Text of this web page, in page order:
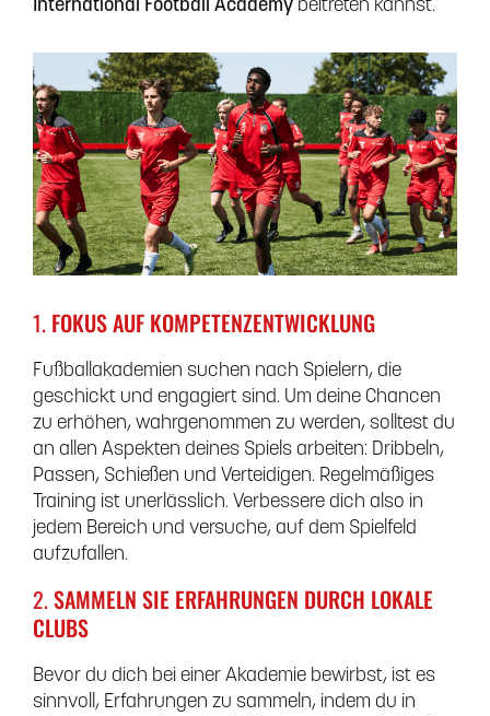
International Football Academy beitreten kannst.
1. FOKUS AUF KOMPETENZENTWICKLUNG
Fußballakademien suchen nach Spielern, die
geschickt und engagiert sind. Um deine Chancen
zu erhöhen, wahrgenommen zu werden, solltest du
an allen Aspekten deines Spiels arbeiten: Dribbeln,
Passen, Schießen und Verteidigen. Regelmäßiges
Training ist unerlässlich. Verbessere dich also in
jedem Bereich und versuche, auf dem Spielfeld
aufzufallen.
2.SAMMELN SIE ERFAHRUNGEN DURCH LOKALE
CLUBS
Bevor du dich bei einer Akademie bewirbst, ist es
sinnvoll, Erfahrungen zu sammeln, indem du in